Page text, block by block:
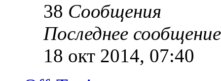
38 Сообщения
Последнее сообщение
18 окт 2014, 07:40